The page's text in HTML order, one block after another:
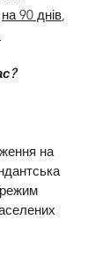
на 90 днів,
на